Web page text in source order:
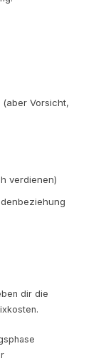
Vorsicht,
verdienen)
dir die